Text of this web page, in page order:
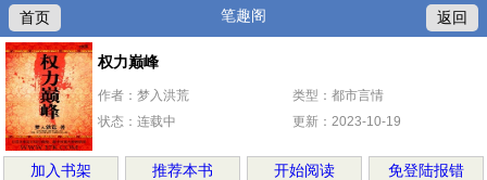
首页 笔趣阁 返回
权力巅峰
作者：梦入洪荒
类型：都市言情
状态：连载中
更新：2023-10-19
加入书架 推荐本书 开始阅读 免登陆报错